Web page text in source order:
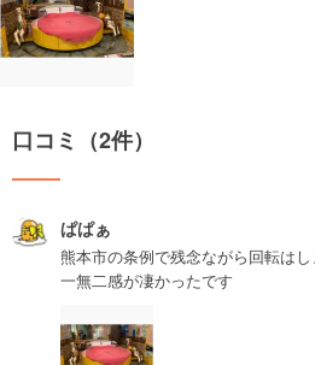
口コミ（2件）
ぱぱぁ
熊本市の条例で残念ながら回転は
一無二感が凄かったです